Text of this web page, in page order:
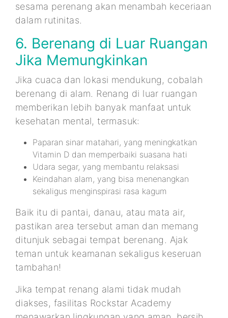
sesama perenang akan menambah keceriaan
dalam rutinitas.
6. Berenang di Luar Ruangan
Jika Memungkinkan
Jika cuaca dan lokasi mendukung, cobalah
berenang di alam. Renang di luar ruangan
memberikan lebih banyak manfaat untuk
kesehatan mental, termasuk:
Paparan sinar matahari, yang meningkatkan
Vitamin D dan memperbaiki suasana hati
Udara segar, yang membantu relaksasi
Keindahan alam, yang bisa menenangkan
sekaligus menginspirasi rasa kagum
Baik itu di pantai, danau, atau mata air,
pastikan area tersebut aman dan memang
ditunjuk sebagai tempat berenang. Ajak
teman untuk keamanan sekaligus keseruan
tambahan!
Jika tempat renang alami tidak mudah
diakses, fasilitas Rockstar Academy